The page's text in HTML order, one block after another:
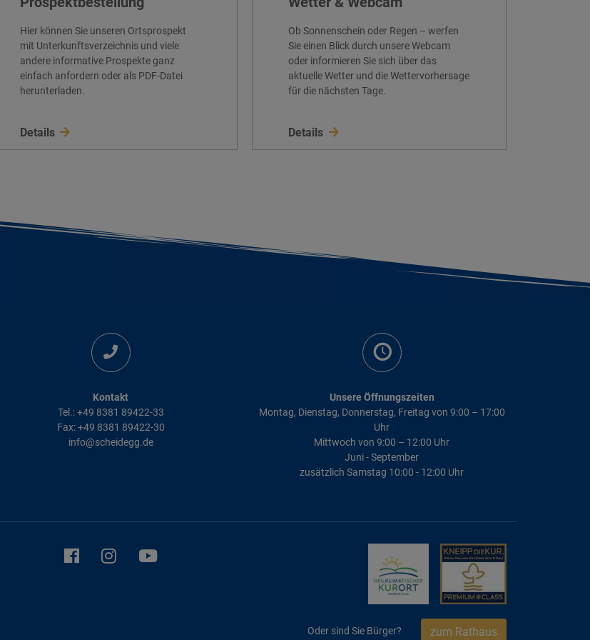
Hier können Sie unseren Ortsprospekt
mit Unterkunftsverzeichnis und viele
andere informative Prospekte ganz
einfach anfordern oder als PDF-Datei
herunterladen.
Details
Ob Sonnenschein oder Regen – werfen
Sie einen Blick durch unsere Webcam
oder informieren Sie sich über das
aktuelle Wetter und die Wettervorhersage
für die nächsten Tage.
Details
Kontakt
Tel.: +49 8381 89422-33
Fax: +49 8381 89422-30
info@scheidegg.de
Unsere Öffnungszeiten
Montag, Dienstag, Donnerstag, Freitag von 9:00 – 17:00
Uhr
Mittwoch von 9:00 – 12:00 Uhr
Juni - September
zusätzlich Samstag 10:00 - 12:00 Uhr
Oder sind Sie Bürger?
zum Rathaus